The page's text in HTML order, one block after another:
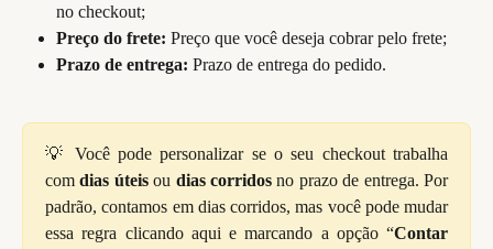
no checkout;
Preço do frete: Preço que você deseja cobrar pelo frete;
Prazo de entrega: Prazo de entrega do pedido.
💡 Você pode personalizar se o seu checkout trabalha
comdias úteisou dias corridosno prazo de entrega. Por
padrão, contamos em dias corridos, mas você pode mudar
essa regra clicando aqui e marcando a opção “Contar